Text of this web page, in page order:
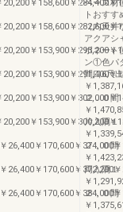
￥158,600￥284,400￥
￥158,600￥282,600￥
￥153,900￥293,200￥
￥153,900￥291,400￥
￥153,900￥302,000￥
￥153,900￥300,200￥
26,400￥170,600￥374,000
26,400￥170,600￥372,200
26,400￥170,600￥384,000
ベース材
トおす
（内天井
アクアシ
ボネート
ン①色パ
間口6尺
￥
２．０間
￥
片入隅１
￥
２．０間
￥
両入隅１
￥
２．０間
￥